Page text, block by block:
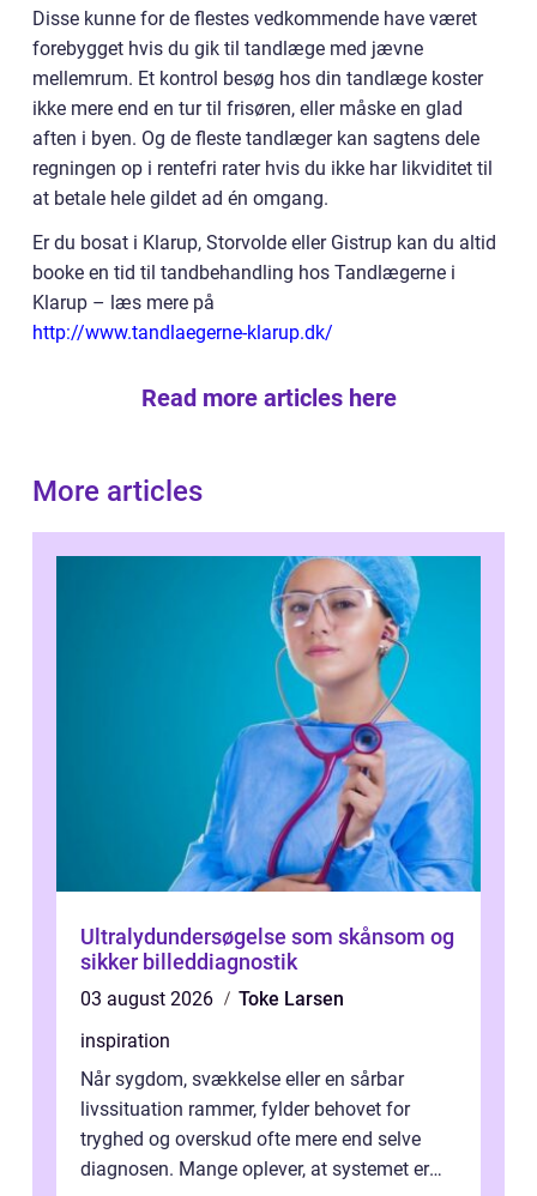
Disse kunne for de flestes vedkommende have været
forebygget hvis du gik til tandlæge med jævne
mellemrum. Et kontrol besøg hos din tandlæge koster
ikke mere end en tur til frisøren, eller måske en glad
aften i byen. Og de fleste tandlæger kan sagtens dele
regningen op i rentefri rater hvis du ikke har likviditet til
at betale hele gildet ad én omgang.
Er du bosat i Klarup, Storvolde eller Gistrup kan du altid
booke en tid til tandbehandling hos Tandlægerne i
Klarup – læs mere på
http://www.tandlaegerne-klarup.dk/
Read more articles here
More articles
Ultralydundersøgelse som skånsom og
sikker billeddiagnostik
03 august 2026
Toke Larsen
inspiration
Når sygdom, svækkelse eller en sårbar
livssituation rammer, fylder behovet for
tryghed og overskud ofte mere end selve
diagnosen. Mange oplever, at systemet er